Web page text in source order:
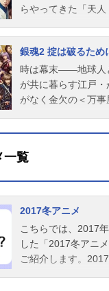
上げた缶が茂茂の額
と...
リーズ銀魂スケジュ
悠一志村新八：阪
理恵志村妙：ゆきの
央美平賀源外：島田
佳子坂田銀時：杉
作：空知英秋（集英
ー2D真選組動乱篇
オンシアター2D真
ッズを探す動画配信
ページは動画配信サ
ーションが含まれ
や最新の配信情報は
V」。マルチデバイ
作画監督：竹内進二
s公開開始年＆季節
電通・BNP(C)空知
レビ東京・電通・
クス『銀魂オンシ
四天王篇』公式サイ
魂』公式X（Twitter
ージは動画配信サー
最新の配信情報は
サイトをご確認く
額550円（税込）で
かしの名作まで見
V」。マルチデバイ
定のお得な特典も
らやってきた「天人
一途をたどってい
士として天人と最後
叉」と恐れられた坂
腰の刀を木刀に持
の便利屋＜万屋屋（
兵し幕府の転覆を企
身に危険が迫ったと
たかつての同志と対
大切な仲間を護る
名銀魂（実写）放送
リーズ銀魂スケジ
銀魂2 掟は破るため
時は幕末――地球人
が共に暮らす江戸
がなく金欠の＜万事
出くわしてしまい、
長・近藤勲の暗殺計
ク“トッシー”に体を
を追われてしまう
に頭を下げて助けを
が、裏では、銀時
一覧
2017冬アニメ
こちらでは、2017
した「2017冬アニ
ご紹介します。